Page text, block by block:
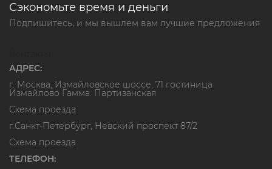
Сэкономьте время и деньги
Подпишитесь, и мы вышлем вам лучшие предложения
АДРЕС:
г. Москва, Измайловское шоссе, 71 гостиница
Измайлово Гамма. Партизанская
Схема проезда
г.Санкт-Петербург, Невский проспект 87/2
Схема проезда
ТЕЛЕФОН: